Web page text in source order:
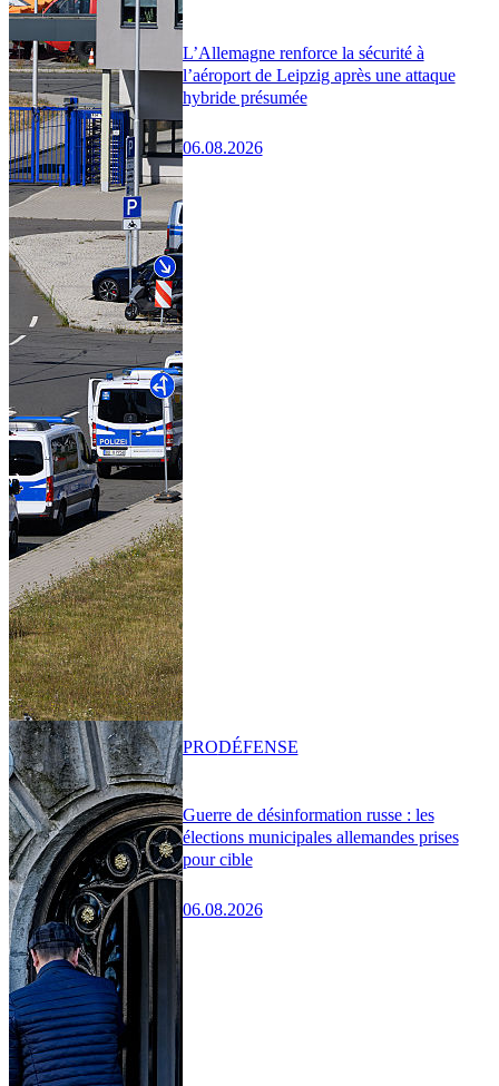
L’Allemagne renforce la sécurité à
l’aéroport de Leipzig après une attaque
hybride présumée
06.08.2026
Guerre de désinformation russe : les
élections municipales allemandes prises
pour cible
06.08.2026
PRODÉFENSE